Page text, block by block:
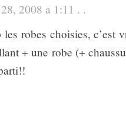
2008 a 1:11 . .
les robes choisies, c’est
+ une robe (+